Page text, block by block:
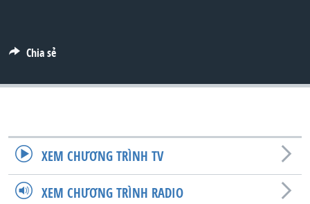
THỂ THAO
CHI PHÍ CHIẾN TRANH AFGHANISTAN
CÁC GIÁ TRỊ CỘNG HÒA Ở VIỆT NAM
TRỊNH VĨNH BÌNH VS. CHÍNH PHỦ VIỆT NAM
NGƯ DÂN VIỆT VÀ LÀN SÓNG TRỘM HẢI SÂM
BÊN KIA QUỐC LỘ: TIẾNG VỌNG TỪ NÔNG THÔN MỸ
Chia sẻ
XEM CHƯƠNG TRÌNH TV
XEM CHƯƠNG TRÌNH RADIO